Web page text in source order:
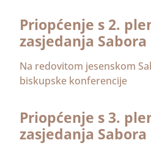
Priopćenje s 2.
zasjedanja Sabora
Na redovitom jesenskom
biskupske konferencije
Priopćenje s 3.
zasjedanja Sabora